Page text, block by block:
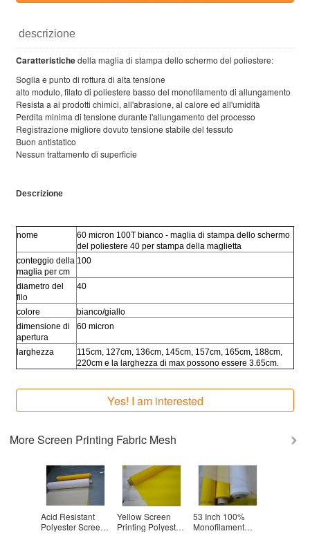
descrizione
Caratteristichedella maglia di stampa dello schermo del poliestere:
Soglia e punto di rottura di alta tensione
alto modulo, filato di poliestere basso del monofilamento di allungamento
Resista a ai prodotti chimici, all'abrasione, al calore ed all'umidità
Perdita minima di tensione durante l'allungamento del processo
Registrazione migliore dovuto tensione stabile del tessuto
Buon antistatico
Nessun trattamento di superficie
Descrizione
nome
60 micron 100T bianco - maglia di stampa dello schermo
del poliestere 40 per stampa della maglietta
conteggio della
maglia per cm
100
diametro del
filo
40
colore
bianco/giallo
dimensione di
apertura
60 micron
larghezza
115cm, 127cm, 136cm, 145cm, 157cm, 165cm, 188cm,
220cm e la larghezza di max possono essere 3.65cm.
Yes! I am interested
MoreScreen Printing Fabric Mesh
DPP 72T
Polyester Screen
tessuto filtrante
del
Polyester Screen
Printing Mesh